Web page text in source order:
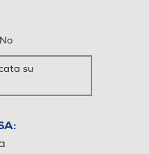
Portafiltro crema
Espulsione automatica cap
sule
No
su